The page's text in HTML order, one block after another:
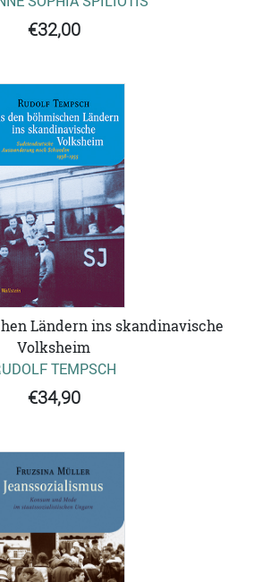
€32,00
Ländern ins skandinavische
Volksheim
TEMPSCH
€34,90